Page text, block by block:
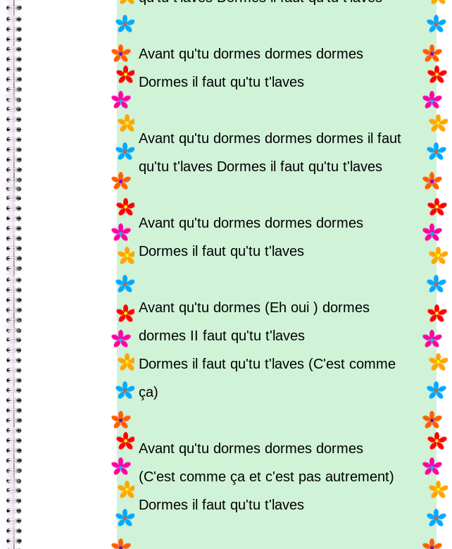
Avant qu'tu dormes dormes dormes
Dormes il faut qu'tu t'laves
Avant qu'tu dormes dormes dormes il faut
qu'tu t'laves Dormes il faut qu'tu t'laves
Avant qu'tu dormes dormes dormes
Dormes il faut qu'tu t'laves
Avant qu'tu dormes (Eh oui ) dormes
dormes II faut qu'tu t'laves
Dormes il faut qu'tu t'laves (C'est comme
ça)
Avant qu'tu dormes dormes dormes
(C'est comme ça et c'est pas autrement)
Dormes il faut qu'tu t'laves